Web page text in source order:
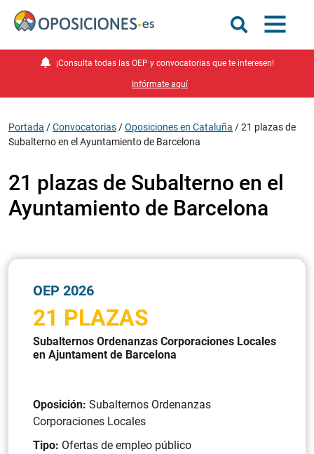
¡Consulta todas las OEP y convocatorias que te interesen!
Infórmate aquí
Portada /Convocatorias /Oposiciones en Cataluña /21 plazas de
Subalterno en el Ayuntamiento de Barcelona
21 plazas de Subalterno en el
Ayuntamiento de Barcelona
OEP 2026
21 PLAZAS
Subalternos Ordenanzas Corporaciones Locales
en Ajuntament de Barcelona
Oposición: Subalternos Ordenanzas
Corporaciones Locales
Tipo: Ofertas de empleo público